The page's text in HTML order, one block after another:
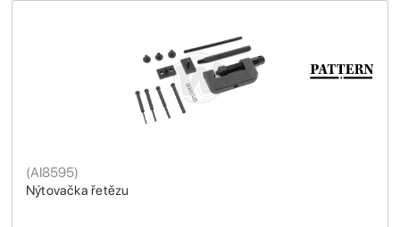
Nýtovačka řetězu
(AI8595)